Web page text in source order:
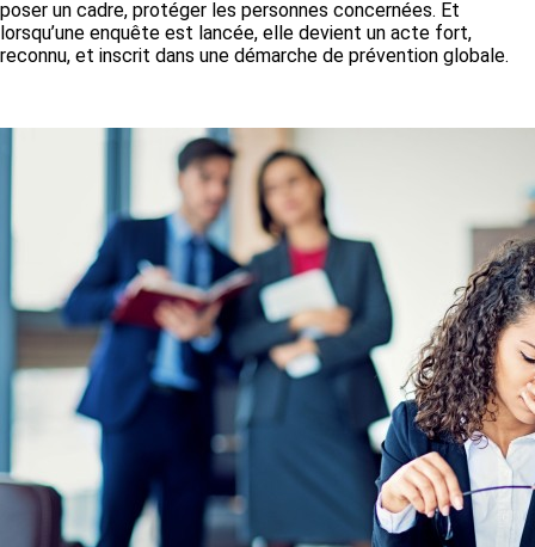
poser un cadre, protéger les personnes concernées. Et
lorsqu’une enquête est lancée, elle devient un acte fort,
reconnu, et inscrit dans une démarche de prévention globale.